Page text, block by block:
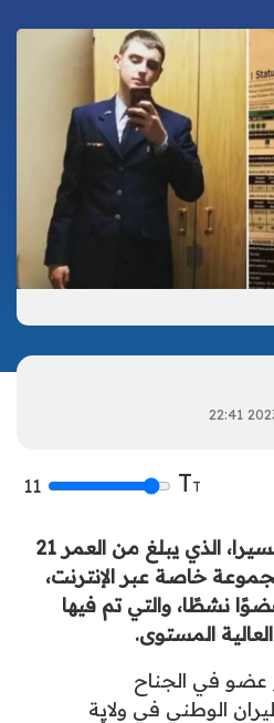
اقتصاد
ترفيه
تحليلات
المحلية
التحريري
بنا
TT
11
يقال إن الشاب جاك تيكسيرا، الذي يبلغ من العمر 21
خاصة عبر الإنترنت،
على حوالي 25 عضوًا نشطًا، والتي تم فيها
المستوى.
عضو في الجناح
الوطني في ولاية